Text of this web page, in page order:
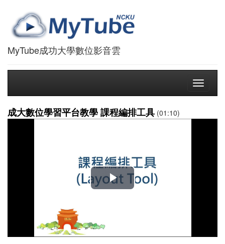
MyTube成功大學數位影音雲
Toggle
成大數位學習平台教學 課程編排工具 (01:10)
播
影